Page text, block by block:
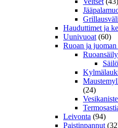
Hauduttimet ja
Uunivuoat (60)
Ruoan ja
(24)
Leivonta (94)
Paistinpannut